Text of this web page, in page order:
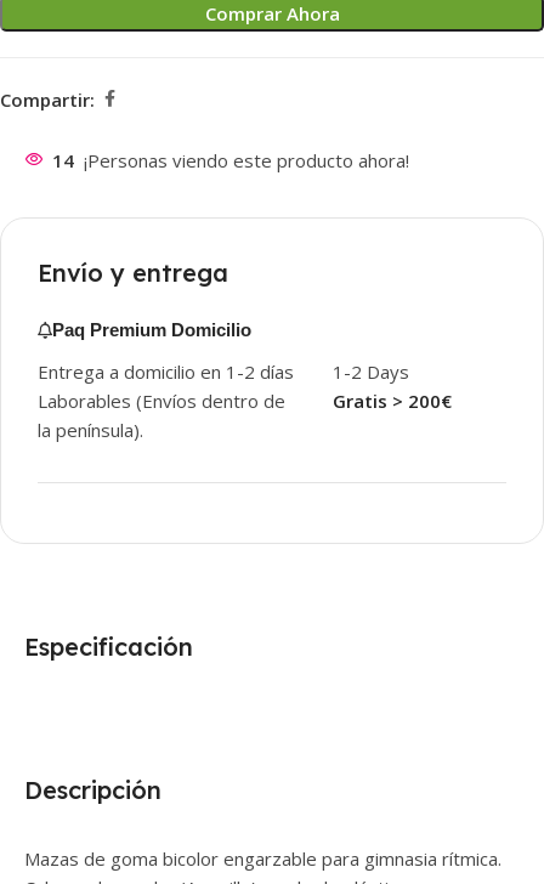
Comprar Ahora
Compartir:
14 ¡Personas viendo este producto ahora!
Envío y entrega
Paq Premium Domicilio
Entrega a domicilio en 1-2 días
Laborables (Envíos dentro de
la península).
1-2 Days
Gratis > 200€
Descripción
Mazas de goma bicolor engarzable para gimnasia rítmica.
Especificación